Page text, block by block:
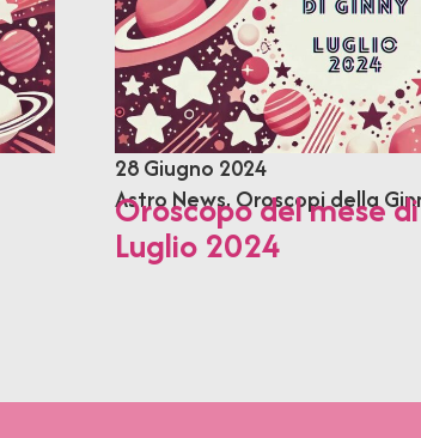
28 Giugno 2024
Astro News,Oroscopi della
Oroscopo del mese
Luglio 2024